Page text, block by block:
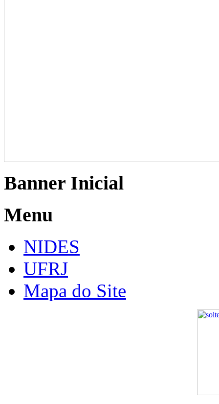
Banner Inicial
Menu
NIDES
UFRJ
Mapa do Site